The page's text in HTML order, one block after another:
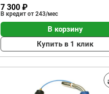
7 300 ₽
В кредит от 243/мес
В корзину
Купить в 1 клик